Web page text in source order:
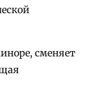
сменяет